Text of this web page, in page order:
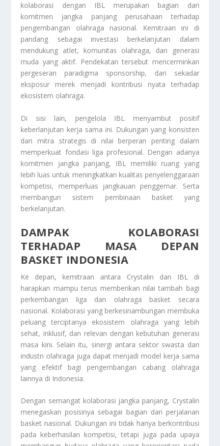
kolaborasi dengan IBL merupakan bagian dari
komitmen jangka panjang perusahaan terhadap
pengembangan olahraga nasional. Kemitraan ini di
pandang sebagai investasi berkelanjutan dalam
mendukung atlet, komunitas olahraga, dan generasi
muda yang aktif. Pendekatan tersebut mencerminkan
pergeseran paradigma sponsorship, dari sekadar
eksposur merek menjadi kontribusi nyata terhadap
ekosistem olahraga.
Di sisi lain, pengelola IBL menyambut positif
keberlanjutan kerja sama ini. Dukungan yang konsisten
dari mitra strategis di nilai berperan penting dalam
memperkuat fondasi liga profesional. Dengan adanya
komitmen jangka panjang, IBL memiliki ruang yang
lebih luas untuk meningkatkan kualitas penyelenggaraan
kompetisi, memperluas jangkauan penggemar. Serta
membangun sistem pembinaan basket yang
berkelanjutan.
DAMPAK KOLABORASI
TERHADAP MASA DEPAN
BASKET INDONESIA
Ke depan, kemitraan antara Crystalin dan IBL di
harapkan mampu terus memberikan nilai tambah bagi
perkembangan liga dan olahraga basket secara
nasional. Kolaborasi yang berkesinambungan membuka
peluang terciptanya ekosistem olahraga yang lebih
sehat, inklusif, dan relevan dengan kebutuhan generasi
masa kini. Selain itu, sinergi antara sektor swasta dan
industri olahraga juga dapat menjadi model kerja sama
yang efektif bagi pengembangan cabang olahraga
lainnya di Indonesia.
Dengan semangat kolaborasi jangka panjang, Crystalin
menegaskan posisinya sebagai bagian dari perjalanan
basket nasional. Dukungan ini tidak hanya berkontribusi
pada keberhasilan kompetisi, tetapi juga pada upaya